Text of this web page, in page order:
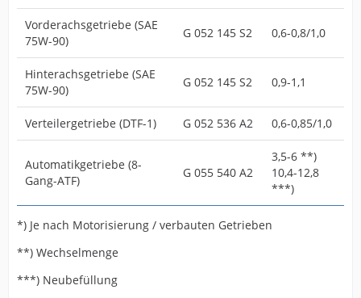
Vorderachsgetriebe (SAE
75W-90)
G 052 145 S2 0,6-0,8/1,0
Hinterachsgetriebe (SAE
75W-90)
G 052 145 S2 0,9-1,1
Verteilergetriebe (DTF-1) G 052 536 A2 0,6-0,85/1,0
Automatikgetriebe (8-
Gang-ATF)
G 055 540 A2
3,5-6 **)
10,4-12,8
***)
*) Je nach Motorisierung / verbauten Getrieben
**) Wechselmenge
***) Neubefüllung